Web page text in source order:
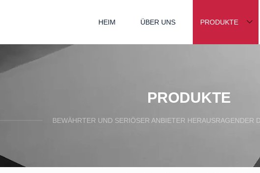
HEIM ÜBER UNS PRODUKTE
PRODUKTE
BEWÄHRTER UND SERIÖSER ANBIETER HERAUSRAGENDER